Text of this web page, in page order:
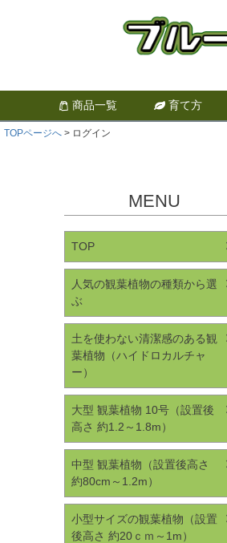
商品一覧 育て方
TOPページへ ログイン
MENU
TOP
人気の観葉植物の種類から選
ぶ
土を使わない清潔感のある観
葉植物（ハイドロカルチャ
ー）
大型 観葉植物 10号（設置後
高さ 約1.2～1.8m）
中型 観葉植物（設置後高さ
約80cm～1.2m）
小型サイズの観葉植物（設置
後高さ 約20ｃｍ～1m）